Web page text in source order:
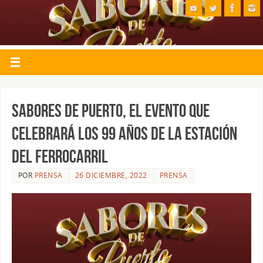
SABORES DE PUERTO, EL EVENTO QUE
CELEBRARÁ LOS 99 AÑOS DE LA ESTACIÓN
DEL FERROCARRIL
POR PRENSA 26 DICIEMBRE, 2022 PRENSA